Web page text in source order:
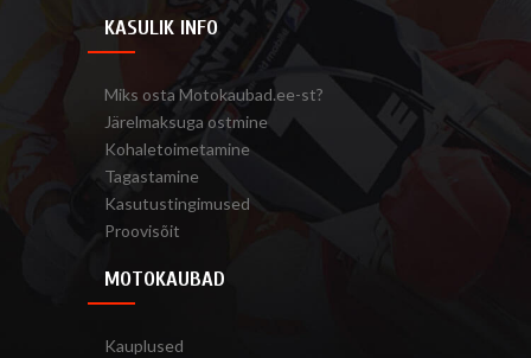
KASULIK INFO
Miks osta Motokaubad.ee-st?
Järelmaksuga ostmine
Kohaletoimetamine
Tagastamine
Kasutustingimused
Proovisõit
MOTOKAUBAD
Kauplused